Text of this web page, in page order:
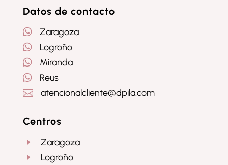
Datos de contacto
 Zaragoza
 Logroño
 Miranda
 Reus
 atencionalcliente@dpila.com
Centros
E Zaragoza
E Logroño